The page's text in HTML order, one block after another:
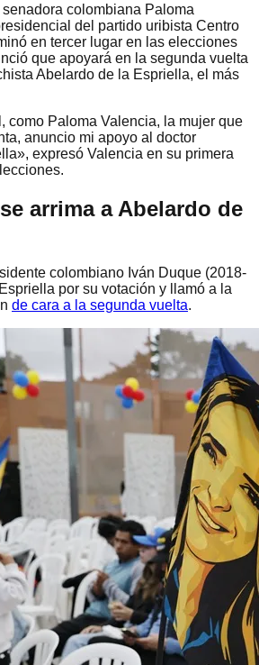
colombiana Paloma
del partido uribista Centro
en tercer lugar en las elecciones
que apoyará en la segunda vuelta
Abelardo de la Espriella, el más
como Paloma Valencia, la mujer que
anuncio mi apoyo al doctor
expresó Valencia en su primera
arrima a Abelardo de
colombiano Iván Duque (2018-
por su votación y llamó a la
de cara a la segunda vuelta.